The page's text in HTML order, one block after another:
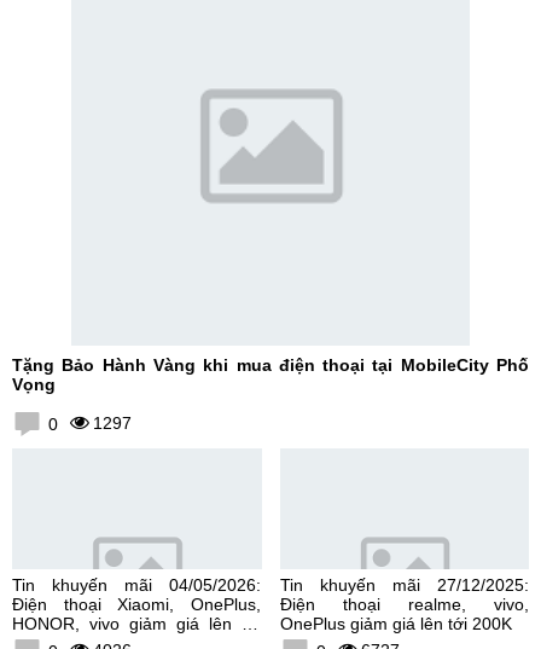
Tặng Bảo Hành Vàng khi mua điện thoại tại MobileCity Phố
Vọng
0 1297
Tin khuyến mãi 04/05/2026:
Điện thoại Xiaomi, OnePlus,
HONOR, vivo giảm giá lên tới
300K
Tin khuyến mãi 27/12/2025:
Điện thoại realme, vivo,
OnePlus giảm giá lên tới 200K